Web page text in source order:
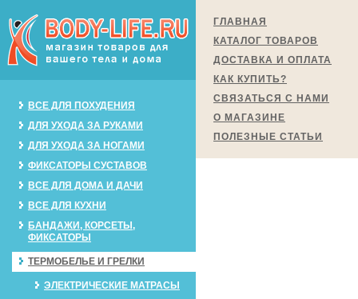
ВСЕ ДЛЯ ПОХУДЕНИЯ
ДЛЯ УХОДА ЗА РУКАМИ
ДЛЯ УХОДА ЗА НОГАМИ
ФИКСАТОРЫ СУСТАВОВ
ВСЕ ДЛЯ ДОМА И ДАЧИ
ВСЕ ДЛЯ КУХНИ
БАНДАЖИ, КОРСЕТЫ,
ФИКСАТОРЫ
ТЕРМОБЕЛЬЕ И ГРЕЛКИ
ЭЛЕКТРИЧЕСКИЕ МАТРАСЫ
ГЛАВНАЯ
КАТАЛОГ ТОВАРОВ
ДОСТАВКА И ОПЛАТА
КАК КУПИТЬ?
СВЯЗАТЬСЯ С НАМИ
О МАГАЗИНЕ
ПОЛЕЗНЫЕ СТАТЬИ